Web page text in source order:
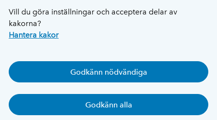
Vill du göra inställningar och acceptera delar av
kakorna?
Hantera kakor
Godkänn nödvändiga
Godkänn alla